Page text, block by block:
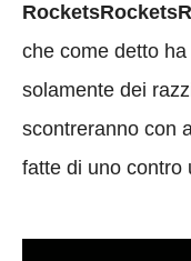
che come detto
solamente dei
scontreranno con
fatte di uno contro